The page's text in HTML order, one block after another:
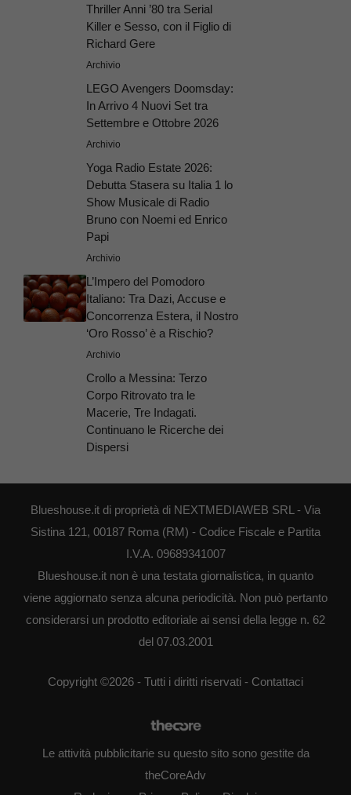
Thriller Anni ’80 tra Serial
Killer e Sesso, con il Figlio di
Richard Gere
Archivio
LEGO Avengers Doomsday:
In Arrivo 4 Nuovi Set tra
Settembre e Ottobre 2026
Archivio
Yoga Radio Estate 2026:
Debutta Stasera su Italia 1 lo
Show Musicale di Radio
Bruno con Noemi ed Enrico
Papi
Archivio
L’Impero del Pomodoro
Italiano: Tra Dazi, Accuse e
Concorrenza Estera, il Nostro
‘Oro Rosso’ è a Rischio?
Archivio
Crollo a Messina: Terzo
Corpo Ritrovato tra le
Macerie, Tre Indagati.
Continuano le Ricerche dei
Dispersi
Blueshouse.it di proprietà di NEXTMEDIAWEB SRL - Via
Sistina 121, 00187 Roma (RM) - Codice Fiscale e Partita
I.V.A. 09689341007
Blueshouse.it non è una testata giornalistica, in quanto
viene aggiornato senza alcuna periodicità. Non può pertanto
considerarsi un prodotto editoriale ai sensi della legge n. 62
del 07.03.2001
Copyright ©2026 - Tutti i diritti riservati - Contattaci
Le attività pubblicitarie su questo sito sono gestite da
theCoreAdv